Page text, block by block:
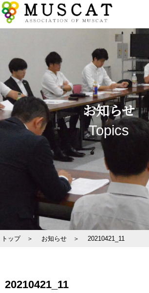
お知らせ
Topics
トップ ＞ お知らせ ＞ 20210421_11
20210421_11